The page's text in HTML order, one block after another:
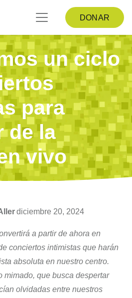
DONAR
un ciclo
para
de la
vivo
diciembre 20, 2024
a partir de ahora en
conciertos intimistas que harán
absoluta en nuestro centro.
mimado, que busca despertar
olvidadas entre nuestros